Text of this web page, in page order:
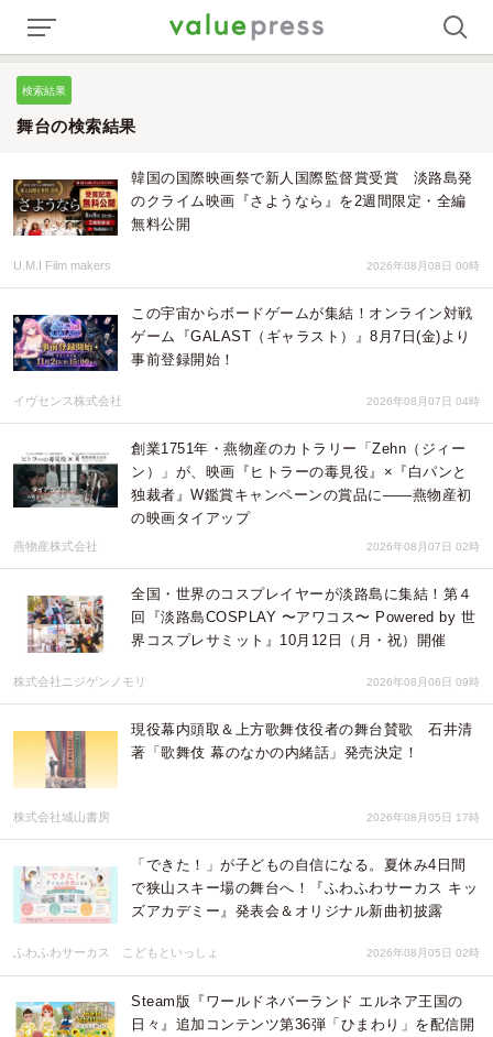
検索結果
舞台の検索結果
韓国の国際映画祭で新人国際監督賞受賞 淡路島発
のクライム映画『さようなら』を2週間限定・全編
無料公開
U.M.I Film makers 2026年08月08日 00時
この宇宙からボードゲームが集結！オンライン対戦
ゲーム『GALAST（ギャラスト）』8月7日(金)より
事前登録開始！
イヴセンス株式会社 2026年08月07日 04時
創業1751年・燕物産のカトラリー「Zehn（ジィー
ン）」が、映画『ヒトラーの毒見役』×『白パンと
独裁者』W鑑賞キャンペーンの賞品に——燕物産初
の映画タイアップ
燕物産株式会社 2026年08月07日 02時
全国・世界のコスプレイヤーが淡路島に集結！第４
回『淡路島COSPLAY 〜アワコス〜 Powered by 世
界コスプレサミット』10月12日（月・祝）開催
株式会社ニジゲンノモリ 2026年08月06日 09時
現役幕内頭取＆上方歌舞伎役者の舞台賛歌 石井清
著「歌舞伎 幕のなかの内緒話」発売決定！
株式会社城山書房 2026年08月05日 17時
「できた！」が子どもの自信になる。夏休み4日間
で狭山スキー場の舞台へ！『ふわふわサーカス キッ
ズアカデミー』発表会＆オリジナル新曲初披露
ふわふわサーカス こどもといっしょ 2026年08月05日 02時
Steam版『ワールドネバーランド エルネア王国の
日々』追加コンテンツ第36弾「ひまわり」を配信開